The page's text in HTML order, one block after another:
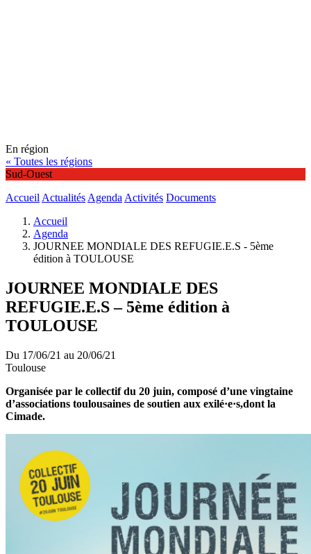
En région
« Toutes les régions
Sud-Ouest
Accueil Actualités Agenda Activités Documents
Accueil
Agenda
JOURNEE MONDIALE DES REFUGIE.E.S - 5ème
édition à TOULOUSE
JOURNEE MONDIALE DES
REFUGIE.E.S – 5ème édition à
TOULOUSE
Du 17/06/21 au 20/06/21
Toulouse
Organisée par le collectif du 20 juin, composé d’une vingtaine
d’associations toulousaines de soutien aux exilé·e·s,dont la
Cimade.